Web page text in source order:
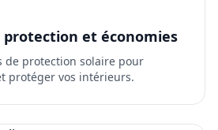
protection et économies
de protection solaire pour
protéger vos intérieurs.